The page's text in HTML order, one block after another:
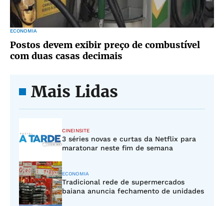
ECONOMIA
Postos devem exibir preço de combustível
com duas casas decimais
Mais Lidas
CINEINSITE
3 séries novas e curtas da Netflix para
maratonar neste fim de semana
ECONOMIA
Tradicional rede de supermercados
baiana anuncia fechamento de unidades